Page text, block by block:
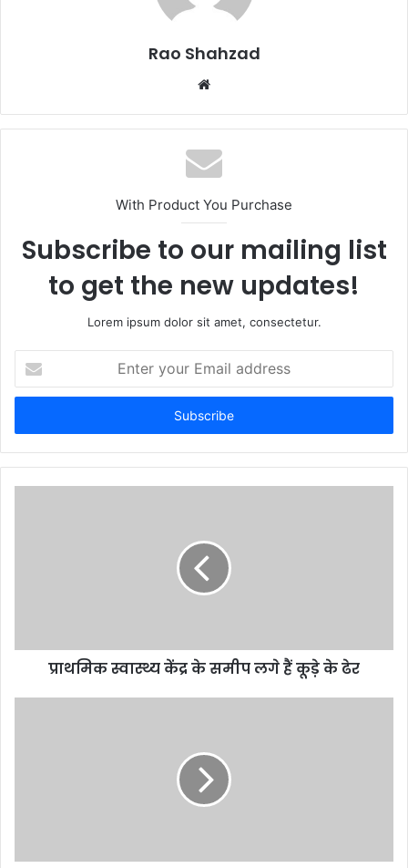
Rao Shahzad
Website
With Product You Purchase
Subscribe to our mailing list
to get the new updates!
Lorem ipsum dolor sit amet, consectetur.
your
Email
प्राथमिक स्वास्थ्य केंद्र के समीप लगे हैं कूड़े के ढेर